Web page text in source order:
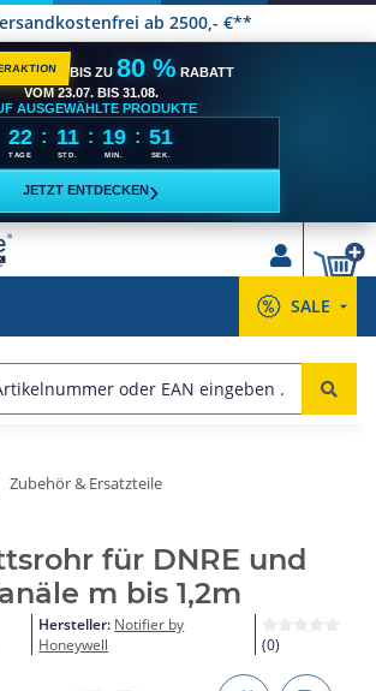
ab 2500,- €**
BIS ZU 80 % RABATT
VOM 23.07. BIS 31.08.
AUSGEWÄHLTE PRODUKTE
22
TAGE
: 11
STD.
: 19
MIN.
: 51
SEK.
JETZT ENTDECKEN ›
SALE
Zubehör & Ersatzteile
für DNRE und
m bis 1,2m
Hersteller: Notifier by
Honeywell
(0)